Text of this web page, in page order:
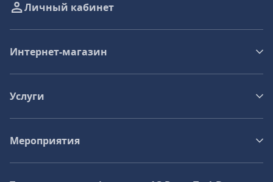
Личный кабинет
Интернет-магазин
Услуги
Мероприятия